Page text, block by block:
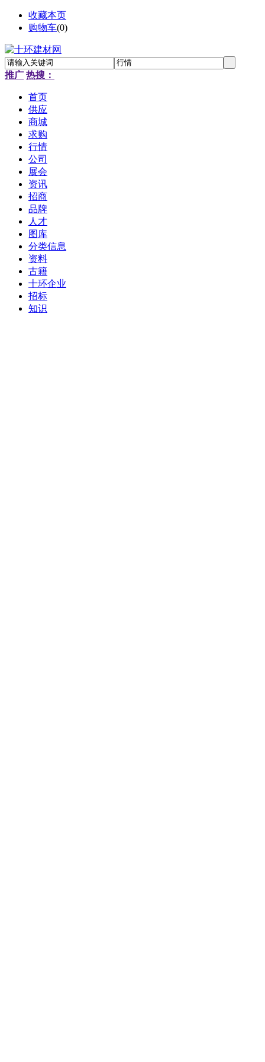
收藏本页
购物车(0)
推广 热搜：
首页
供应
商城
求购
行情
公司
展会
资讯
招商
品牌
人才
图库
分类信息
资料
古籍
十环企业
招标
知识